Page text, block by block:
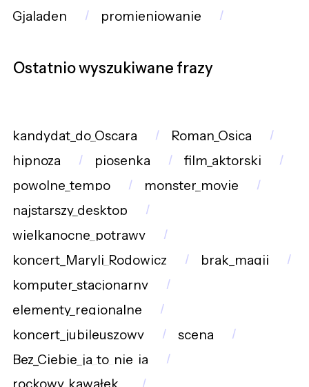
Gjaladen
promieniowanie
Ostatnio wyszukiwane frazy
kandydat_do_Oscara
Roman_Osica
hipnoza
piosenka
film_aktorski
powolne_tempo
monster_movie
najstarszy_desktop
wielkanocne_potrawy
koncert_Maryli_Rodowicz
brak_magii
komputer_stacjonarny
elementy_regionalne
koncert_jubileuszowy
scena
Bez_Ciebie_ja_to_nie_ja